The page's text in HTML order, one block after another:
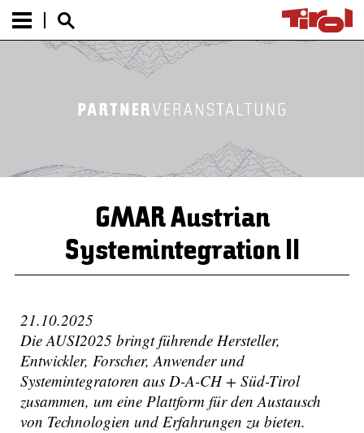
GMAR Austrian
Systemintegration II
21.10.2025
Die AUSI2025 bringt führende Hersteller,
Entwickler, Forscher, Anwender und
Systemintegratoren aus D-A-CH + Süd-Tirol
zusammen, um eine Plattform für den Austausch
von Technologien und Erfahrungen zu bieten.